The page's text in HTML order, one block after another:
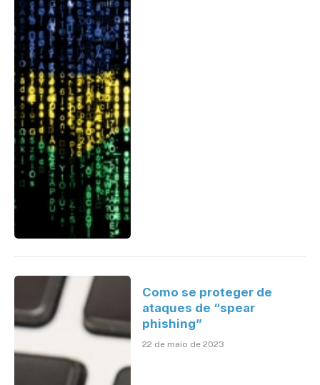
Como se proteger de
ataques de “spear
phishing”
22 de maio de 2023